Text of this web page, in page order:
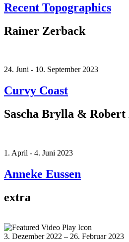
Recent Topographics
Rainer Zerback
24. Juni - 10. September 2023
Curvy Coast
Sascha Brylla & Robert
1. April - 4. Juni 2023
Anneke Eussen
extra
3. Dezember 2022 – 26. Februar 2023